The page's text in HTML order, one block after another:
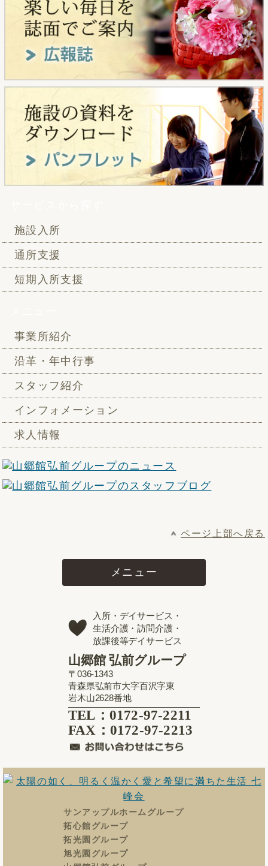
施設入所
通所支援
短期入所支援
事業所紹介
沿革・年中行事
スタッフ紹介
インフォメーション
求人情報
ページ上部へ戻る
メニュー
入所・デイサービス・
生活介護・訪問介護・
放課後等デイサービス
山郷館 弘前グループ
〒036-1343
青森県弘前市大字百沢字東
岩木山2628番地
TEL：0172-97-2211
FAX：0172-97-2213
サンアップルホームグループ
拓心館グループ
拓光園グループ
旭光園グループ